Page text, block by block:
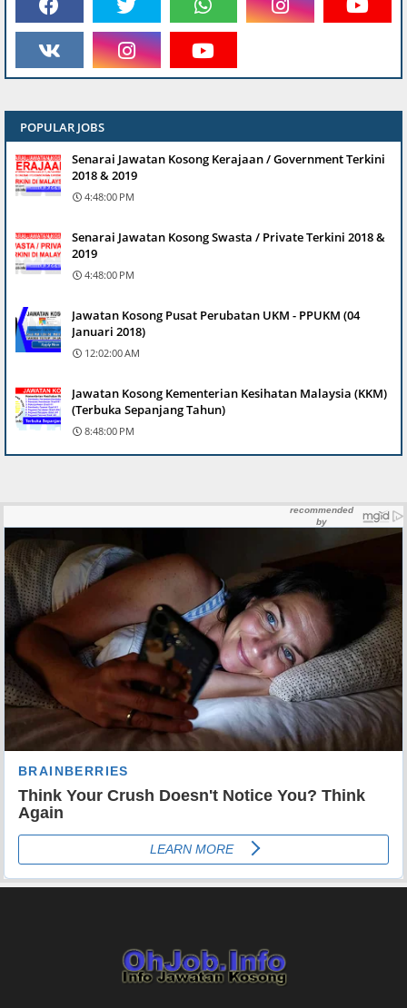
POPULAR JOBS
Senarai Jawatan Kosong Kerajaan / Government Terkini
2018 & 2019
4:48:00 PM
Senarai Jawatan Kosong Swasta / Private Terkini 2018 &
2019
4:48:00 PM
Jawatan Kosong Pusat Perubatan UKM - PPUKM (04
Januari 2018)
12:02:00 AM
Jawatan Kosong Kementerian Kesihatan Malaysia (KKM)
(Terbuka Sepanjang Tahun)
8:48:00 PM